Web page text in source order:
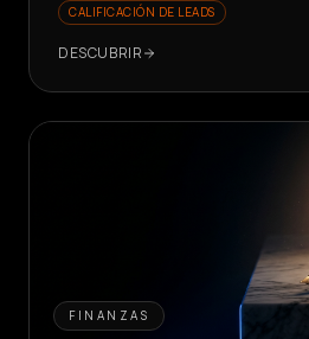
CALIFICACIÓN DE LEADS
DESCUBRIR
FINANZAS